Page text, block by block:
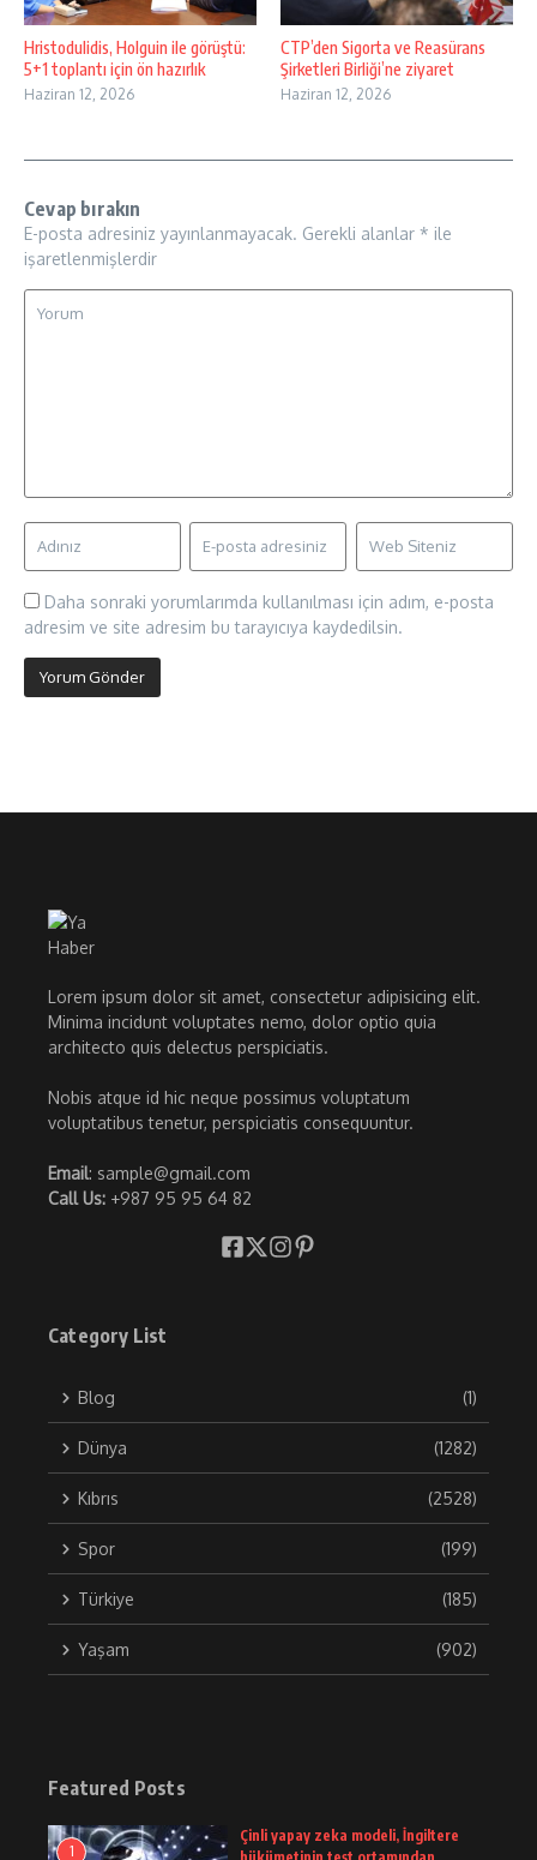
Hristodulidis, Holguin ile görüştü:
5+1 toplantı için ön hazırlık
Haziran 12, 2026
CTP’den Sigorta ve Reasürans
Şirketleri Birliği’ne ziyaret
Haziran 12, 2026
Cevap bırakın
E-posta adresiniz yayınlanmayacak. Gerekli alanlar * ile
işaretlenmişlerdir
Daha sonraki yorumlarımda kullanılması için adım, e-posta
adresim ve site adresim bu tarayıcıya kaydedilsin.
Lorem ipsum dolor sit amet, consectetur adipisicing elit.
Minima incidunt voluptates nemo, dolor optio quia
architecto quis delectus perspiciatis.
Nobis atque id hic neque possimus voluptatum
voluptatibus tenetur, perspiciatis consequuntur.
Email: sample@gmail.com
Call Us: +987 95 95 64 82
Category List
Blog (1)
Dünya (1282)
Kıbrıs (2528)
Spor (199)
Türkiye (185)
Yaşam (902)
Featured Posts
1
Çinli yapay zeka modeli, İngiltere